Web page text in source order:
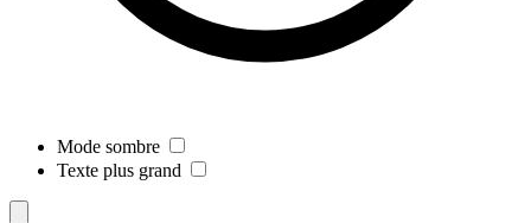
Mode sombre
Texte plus grand